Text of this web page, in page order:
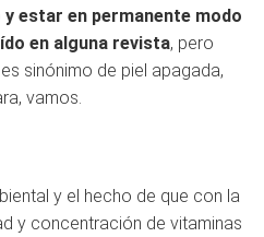
estar en permanente modo
en alguna revista, pero
sinónimo de piel apagada,
vamos.
y el hecho de que con la
y concentración de vitaminas